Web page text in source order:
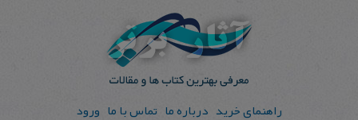
راهنمای خرید درباره ما تماس با ما ورود